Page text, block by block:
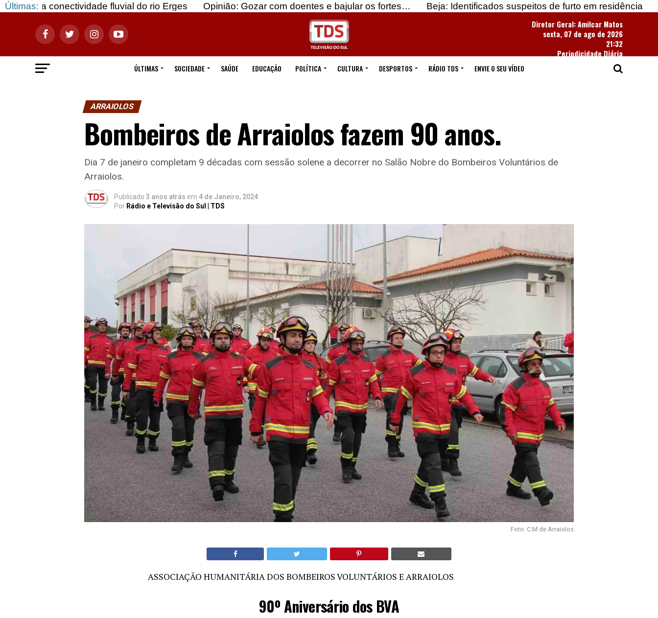
Últimas: fluvial do rio Erges Opinião: Gozar com doentes e bajular os fortes… Beja: Identificados suspeitos de furto em residência
Diretor Geral: Amilcar Matos
sexta, 07 de ago de 2026
21:32
Periodicidade Diária
ÚLTIMAS
SOCIEDADE SAÚDE EDUCAÇÃO POLÍTICA CULTURA DESPORTOS RÁDIO TDS ENVIE O SEU VÍDEO
ARRAIOLOS
Bombeiros de Arraiolos fazem 90 anos.
Dia 7 de janeiro completam 9 décadas com sessão solene a decorrer no Salão Nobre do Bombeiros Voluntários de
Arraiolos.
Publicado 3 anos atrás em 4 de Janeiro, 2024
Por Rádio e Televisão do Sul | TDS
Foto: C.M de Arraiolos
ASSOCIAÇÃO HUMANITÁRIA DOS BOMBEIROS VOLUNTÁRIOS E ARRAIOLOS
90º Aniversário dos BVA